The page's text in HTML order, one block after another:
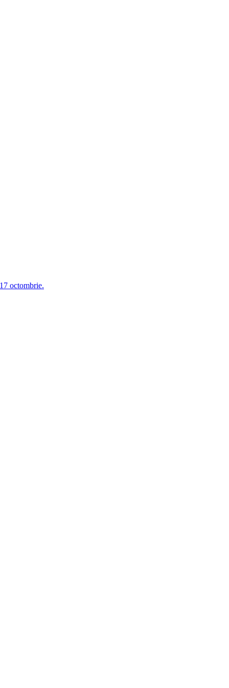
octombrie.